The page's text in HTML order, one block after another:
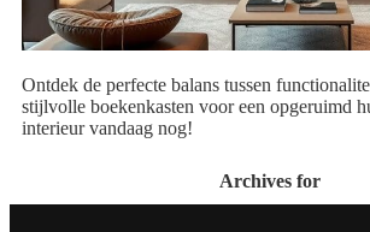
Ontdek de perfecte balans tussen
stijlvolle boekenkasten voor een opgeruimd
interieur vandaag nog!
Archives for